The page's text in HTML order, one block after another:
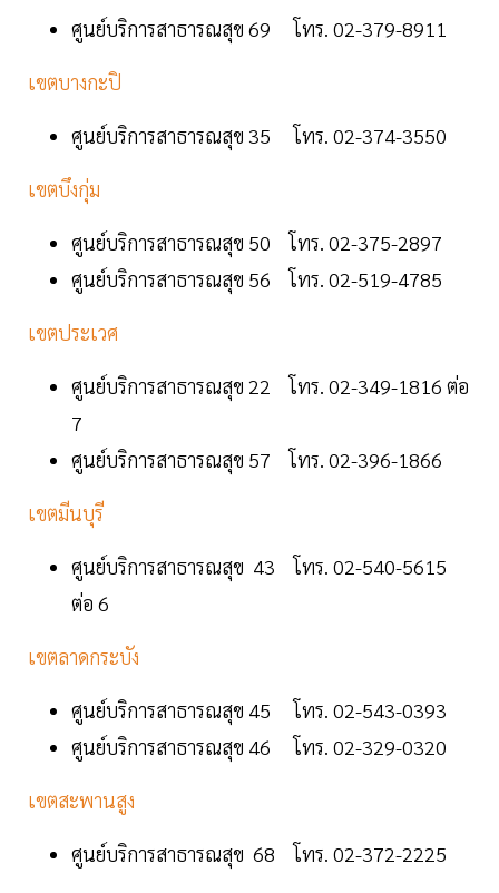
ศูนย์บริการสาธารณสุข 69 โทร. 02-379-8911
เขตบางกะปิ
ศูนย์บริการสาธารณสุข 35 โทร. 02-374-3550
เขตบึงกุ่ม
ศูนย์บริการสาธารณสุข 50 โทร. 02-375-2897
ศูนย์บริการสาธารณสุข 56 โทร. 02-519-4785
เขตประเวศ
ศูนย์บริการสาธารณสุข 22 โทร. 02-349-1816 ต่อ
7
ศูนย์บริการสาธารณสุข 57 โทร. 02-396-1866
เขตมีนบุรี
ศูนย์บริการสาธารณสุข 43 โทร. 02-540-5615
ต่อ 6
เขตลาดกระบัง
ศูนย์บริการสาธารณสุข 45 โทร. 02-543-0393
ศูนย์บริการสาธารณสุข 46 โทร. 02-329-0320
เขตสะพานสูง
ศูนย์บริการสาธารณสุข 68 โทร. 02-372-2225